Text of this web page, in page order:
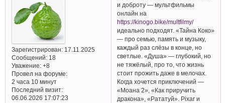
Зарегистрирован: 17.11.2025
Сообщений:18
Уважение: +8
Провел на форуме:
2 часа 10 минут
Последний визит:
06.06.2026 17:07:23
и доброту — мультфильмы
онлайн на
https://kinogo.bike/multfilmy/
идеально подходят. «Тайна Коко»
— про семью, память и музыку,
каждый раз слёзы в конце, но
светлые. «Душа» — глубокий, но
не тяжёлый, про то, что жизнь
стоит прожить даже в мелочах.
Когда хочется приключений —
«Моана 2», «Как приручить
дракона», «Рататуй». Pixar и